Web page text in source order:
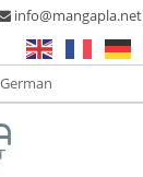
info@mangapla.net